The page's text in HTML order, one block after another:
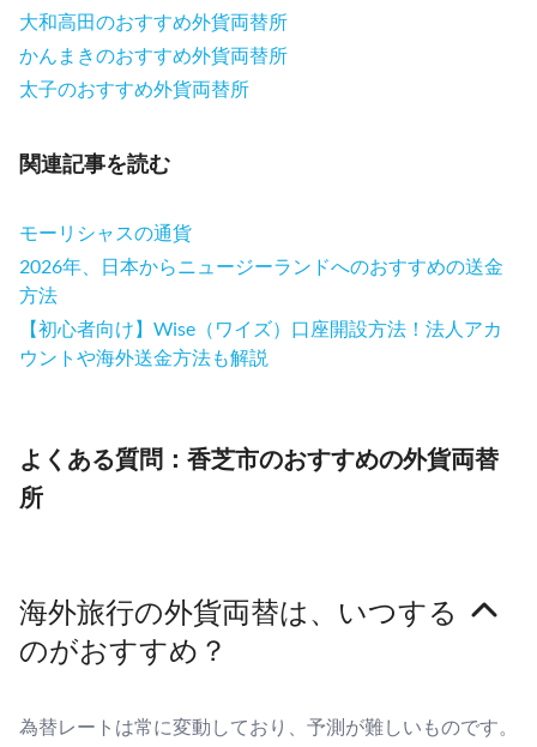
大和高田のおすすめ外貨両替所
かんまきのおすすめ外貨両替所
太子のおすすめ外貨両替所
関連記事を読む
モーリシャスの通貨
2026年、日本からニュージーランドへのおすすめの送金
方法
【初心者向け】Wise（ワイズ）口座開設方法！法人アカ
ウントや海外送金方法も解説
よくある質問：香芝市のおすすめの外貨両替
所
海外旅行の外貨両替は、いつする
のがおすすめ？
為替レートは常に変動しており、予測が難しいものです。